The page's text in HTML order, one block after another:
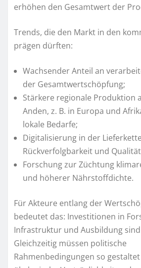
erhöhen den Gesamtwert der
Trends, die den Markt in den
prägen dürften:
Wachsender Anteil an
der Gesamtwertschöpfung;
Stärkere regionale Produktion
Anden, z. B. in Europa und
lokale Bedarfe;
Digitalisierung in der
Rückverfolgbarkeit und
Forschung zur Züchtung
und höherer Nährstoffdichte.
Für Akteure entlang der
bedeutet das: Investitionen in
Infrastruktur und Ausbildung
Gleichzeitig müssen politische
Rahmenbedingungen so